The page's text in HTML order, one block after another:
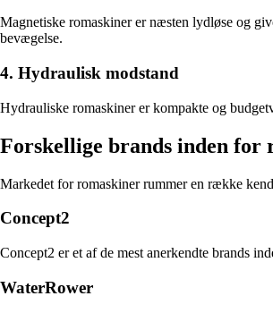
Magnetiske romaskiner er næsten lydløse og
bevægelse.
4. Hydraulisk modstand
Hydrauliske romaskiner er kompakte og
Forskellige brands inden for
Markedet for romaskiner rummer en række
Concept2
Concept2 er et af de mest anerkendte brands
WaterRower